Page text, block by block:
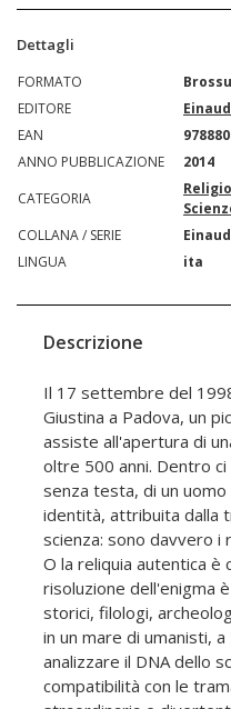
Dettagli
FORMATO
EDITORE
EAN
ANNO PUBBLICAZIONE
2014
CATEGORIA
COLLANA / SERIE
LINGUA
ita
Descrizione
Il 17 settembre del
Giustina a Padova, un
assiste all'apertura di
oltre 500 anni. Dentro
senza testa, di un
identità, attribuita dalla
scienza: sono davvero i
O la reliquia autentica è
risoluzione dell'enigma
storici, filologi,
in un mare di umanisti,
analizzare il DNA dello
compatibilità con le